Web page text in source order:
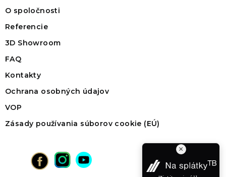
O spoločnosti
Referencie
3D Showroom
FAQ
Kontakty
Ochrana osobných údajov
VOP
Zásady používania súborov cookie (EÚ)
×